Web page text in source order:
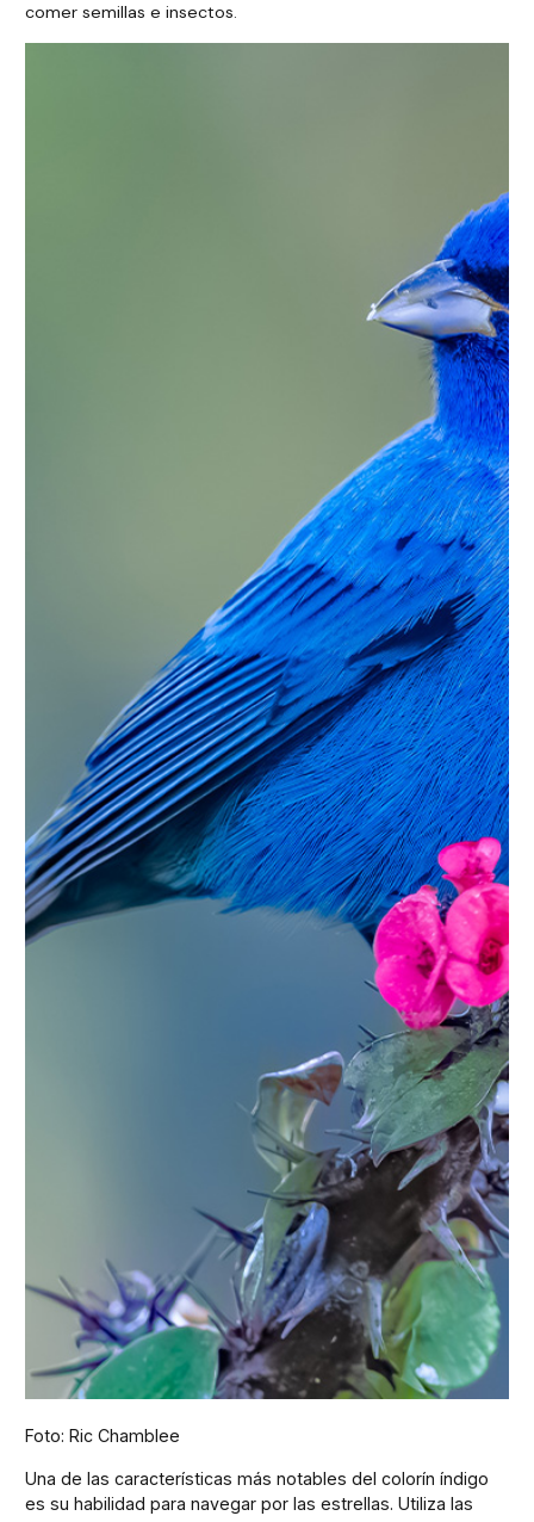
comer semillas e insectos.
Foto: Ric Chamblee
Una de las características más notables del colorín índigo
es su habilidad para navegar por las estrellas. Utiliza las